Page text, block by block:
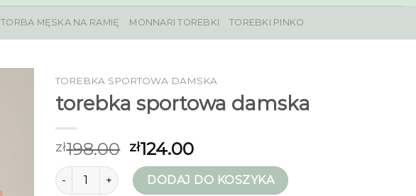
TORBA MĘSKA NA RAMIĘ MONNARI TOREBKI TOREBKI PINKO
TOREBKA SPORTOWA DAMSKA
torebka sportowa damska
zł198.00 zł124.00
ilość torebka sportowa damska
DODAJ DO KOSZYKA